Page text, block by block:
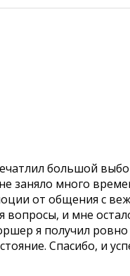
большой
заняло много
от общения с
и мне
я получил ровно
Спасибо, и